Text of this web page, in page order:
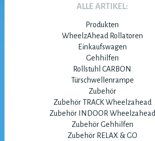
ALLE ARTIKEL:
Produkten
WheelzAhead Rollatoren
Einkaufswagen
Gehhilfen
Rollstuhl CARBON
Türschwellenrampe
Zubehör
Zubehör TRACK Wheelzahead
Zubehör INDOOR Wheelzahead
Zubehör Gehhilfen
Zubehör RELAX & GO